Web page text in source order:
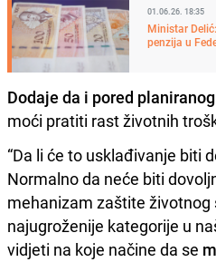
01.06.26. 18:35
Ministar
penzija u
Dodaje da i pored
moći pratiti rast životnih
“Da li će to usklađivanje biti
Normalno da neće biti
mehanizam zaštite životnog
najugroženije kategorije u
vidjeti na koje načine da se